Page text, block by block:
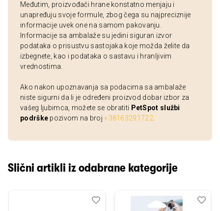
Međutim, proizvođači hrane konstatno menjaju i
unapređuju svoje formule, zbog čega su najpreciznije
informacije uvek one na samom pakovanju.
Informacije sa ambalaže su jedini siguran izvor
podataka o prisustvu sastojaka koje možda želite da
izbegnete, kao i podataka o sastavu i hranljivim
vrednostima.
Ako nakon upoznavanja sa podacima sa ambalaže
niste sigurni da li je određeni proizvod dobar izbor za
vašeg ljubimca, možete se obratiti PetSpot službi
podrške pozivom na broj+38163291722
Slični artikli iz odabrane kategorije
Dodaj
Uporedi